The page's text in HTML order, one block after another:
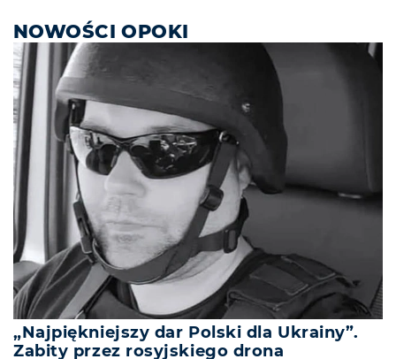
NOWOŚCI OPOKI
„Najpiękniejszy dar Polski dla Ukrainy”.
Zabity przez rosyjskiego drona